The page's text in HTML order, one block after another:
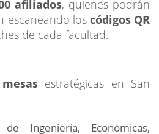
afiliados, quienes podrán
escaneando los códigos QR
de cada facultad.
estratégicas en San
Ingeniería, Económicas,